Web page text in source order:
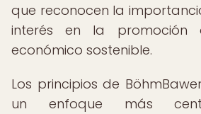
que reconocen la
interés en la promoción
económico sostenible.
Los principios de
un enfoque más